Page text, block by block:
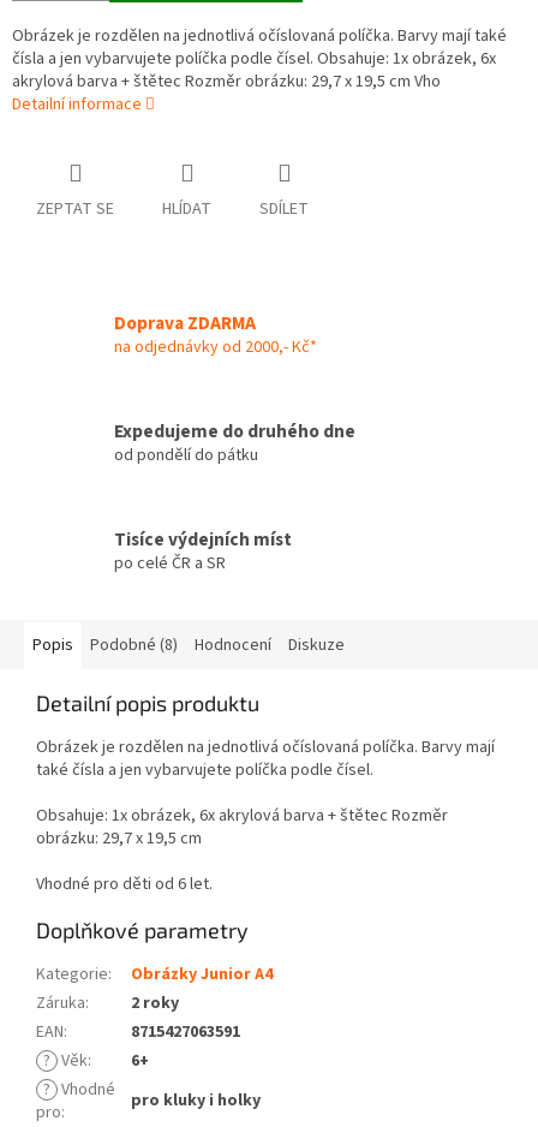
Obrázek je rozdělen na jednotlivá očíslovaná políčka. Barvy mají také
čísla a jen vybarvujete políčka podle čísel. Obsahuje: 1x obrázek, 6x
akrylová barva + štětec Rozměr obrázku: 29,7 x 19,5 cm Vho
Detailní informace
ZEPTAT SE HLÍDAT SDÍLET
Doprava ZDARMA
na odjednávky od 2000,- Kč*
Expedujeme do druhého dne
od pondělí do pátku
Tisíce výdejních míst
po celé ČR a SR
Popis Podobné (8) Hodnocení Diskuze
Detailní popis produktu
Obrázek je rozdělen na jednotlivá očíslovaná políčka. Barvy mají
také čísla a jen vybarvujete políčka podle čísel.
Obsahuje: 1x obrázek, 6x akrylová barva + štětec Rozměr
obrázku: 29,7 x 19,5 cm
Vhodné pro děti od 6 let.
Doplňkové parametry
Kategorie:
Obrázky Junior A4
Záruka:
2 roky
EAN:
8715427063591
? Věk:
6+
? Vhodné
pro:
pro kluky i holky